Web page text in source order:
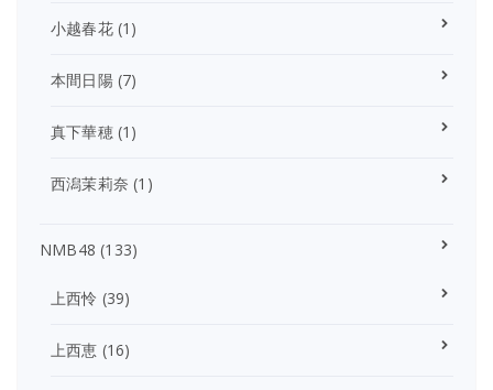
小越春花(1)
本間日陽(7)
真下華穂(1)
西潟茉莉奈 (1)
NMB48 (133)
上西怜 (39)
上西恵 (16)